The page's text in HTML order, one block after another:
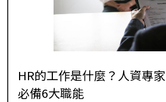
HR的工作是什麼？人資專
必備6大職能